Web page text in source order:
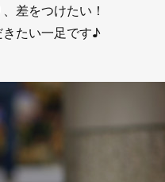
差をつけたい！
たい一足です♪